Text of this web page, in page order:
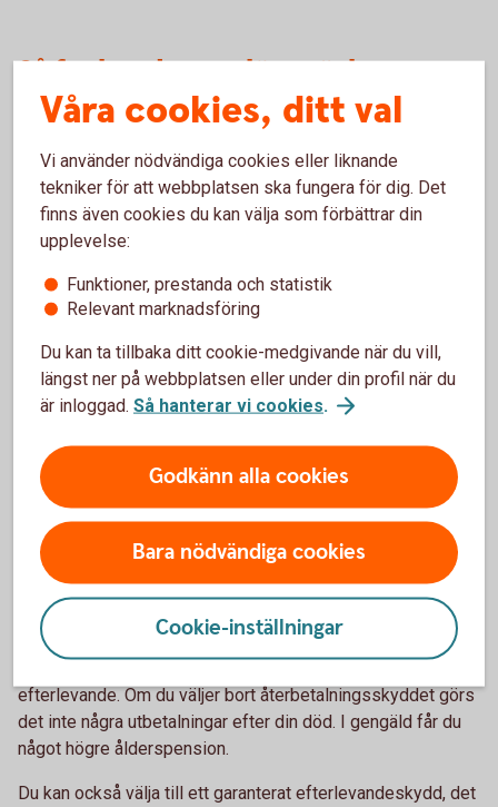
Så funkar det att löneväxla
Dina pengar placeras i en fondförsäkring
och du bestämmer själv vilka fonder du vill
placera i.
Du kan när som helst, kostnads- och
Du kan ta ut pengarna från din 55-årsdag.
Utbetalning måste ske under minst fem år.
Pengarna betalas vanligtvis ut månadsvis
och beskattas som inkomst av tjänst.
Skydd för efterlevande
Ditt pensionssparande tecknas automatiskt med
återbetalningsskydd. Det betyder att om du skulle avlida
efterlevande. Om du väljer bort återbetalningsskyddet görs
det inte några utbetalningar efter din död. I gengäld får du
något högre ålderspension.
Du kan också välja till ett garanterat efterlevandeskydd, det
Våra cookies, ditt val
Vi använder nödvändiga cookies eller liknande
tekniker för att webbplatsen ska fungera för dig. Det
finns även cookies du kan välja som förbättrar din
upplevelse:
Funktioner, prestanda och statistik
Relevant marknadsföring
Du kan ta tillbaka ditt cookie-medgivande när du vill,
längst ner på webbplatsen eller under din profil när du
är inloggad. Så hanterar vi cookies.
Godkänn alla cookies
Bara nödvändiga cookies
Cookie-inställningar